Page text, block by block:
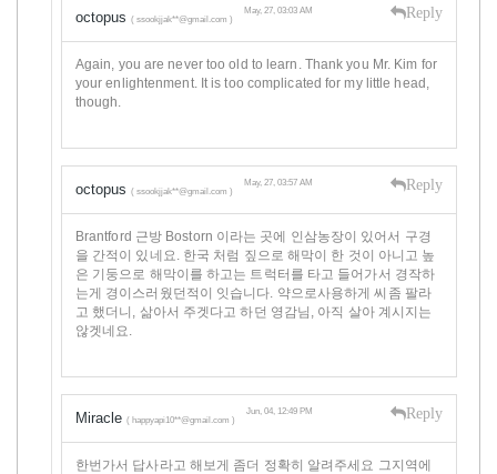
octopus ( ssookjjak**@gmail.com )
May, 27, 03:03 AM Reply
Again, you are never too old to learn. Thank you Mr. Kim for
your enlightenment. It is too complicated for my little head,
though.
octopus ( ssookjjak**@gmail.com )
May, 27, 03:57 AM Reply
Brantford 근방 Bostorn 이라는 곳에 인삼농장이 있어서 구경
을 간적이 있네요. 한국 처럼 짚으로 해막이 한 것이 아니고 높
은 기둥으로 해막이를 하고는 트럭터를 타고 들어가서 경작하
는게 경이스러웠던적이 잇습니다. 약으로사용하게 씨좀 팔라
고 했더니, 삶아서 주겟다고 하던 영감님, 아직 살아 계시지는
않겟네요.
Miracle ( happyapi10**@gmail.com )
Jun, 04, 12:49 PM Reply
한번가서 답사라고 해보게 좀더 정확히 알려주세요 그지역에